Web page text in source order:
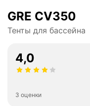
GRE CV350
Тенты для бассейна
4,0
3 оценки